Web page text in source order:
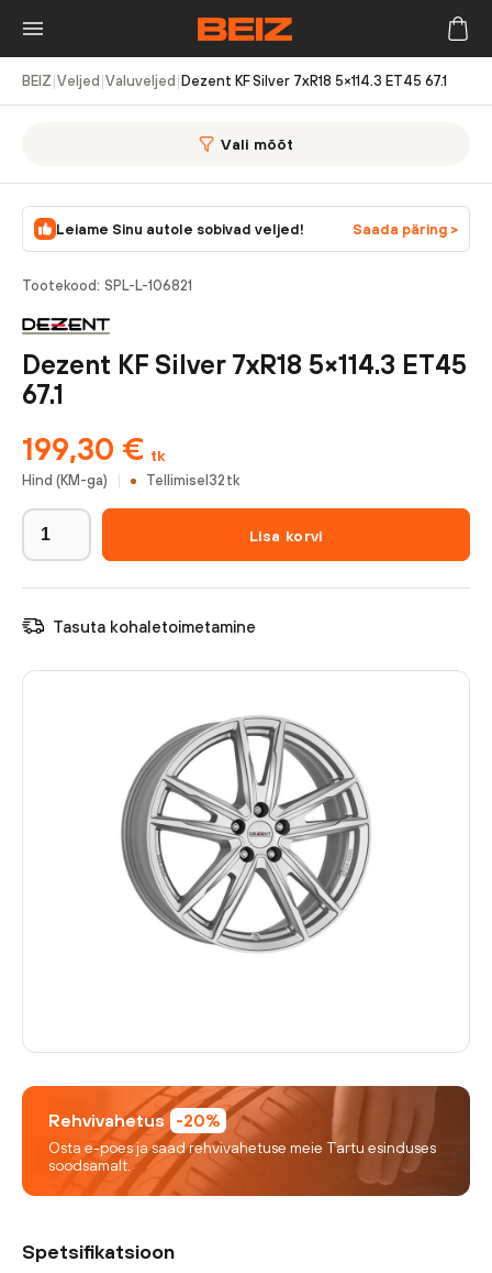
BEIZ Veljed Valuveljed Dezent KF Silver 7xR18 5×114.3 ET45 67.1
Vali mõõt
Rehvivahetus -20%
Osta e-poes ja saad rehvivahetuse meie Tartu esinduses
soodsamalt.
Spetsifikatsioon
Tootekood: SPL-L-106821
Dezent KF Silver 7xR18 5×114.3 ET45
67.1
199,30 € tk
Hind (KM-ga) Tellimisel 32 tk
Lisa korvi
Tasuta kohaletoimetamine
Leiame Sinu autole sobivad veljed! Saada päring >